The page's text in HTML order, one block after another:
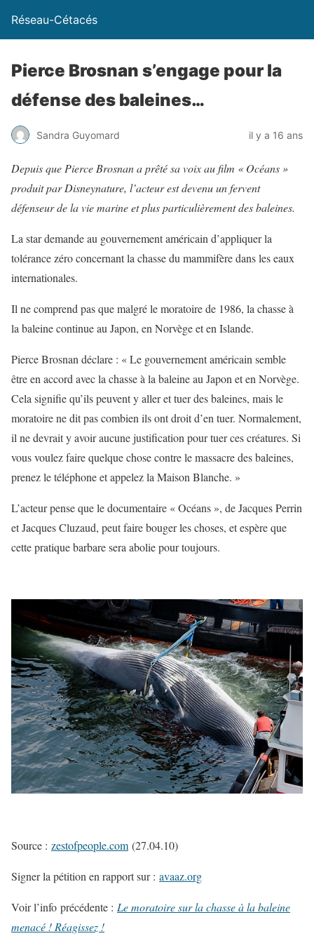
Réseau-Cétacés
Pierce Brosnan s’engage pour la
défense des baleines…
Sandra Guyomard il y a 16 ans
Depuis que Pierce Brosnan a prêté sa voix au film « Océans »
produit par Disneynature, l’acteur est devenu un fervent
défenseur de la vie marine et plus particulièrement des baleines.
La star demande au gouvernement américain d’appliquer la
tolérance zéro concernant la chasse du mammifère dans les eaux
internationales.
Il ne comprend pas que malgré le moratoire de 1986, la chasse à
la baleine continue au Japon, en Norvège et en Islande.
Pierce Brosnan déclare : « Le gouvernement américain semble
être en accord avec la chasse à la baleine au Japon et en Norvège.
Cela signifie qu’ils peuvent y aller et tuer des baleines, mais le
moratoire ne dit pas combien ils ont droit d’en tuer. Normalement,
il ne devrait y avoir aucune justification pour tuer ces créatures. Si
vous voulez faire quelque chose contre le massacre des baleines,
prenez le téléphone et appelez la Maison Blanche. »
L’acteur pense que le documentaire « Océans », de Jacques Perrin
et Jacques Cluzaud, peut faire bouger les choses, et espère que
cette pratique barbare sera abolie pour toujours.
Source : zestofpeople.com (27.04.10)
Signer la pétition en rapport sur : avaaz.org
Voir l’info précédente : Le moratoire sur la chasse à la baleine
menacé ! Réagissez !